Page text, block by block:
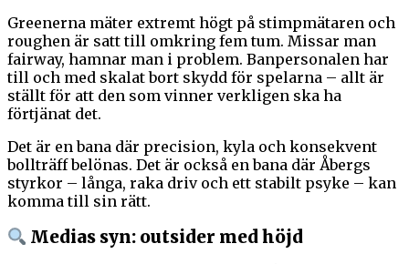
Greenerna mäter extremt högt på stimpmätaren och
roughen är satt till omkring fem tum. Missar man
fairway, hamnar man i problem. Banpersonalen har
till och med skalat bort skydd för spelarna – allt är
ställt för att den som vinner verkligen ska ha
förtjänat det.
Det är en bana där precision, kyla och konsekvent
bollträff belönas. Det är också en bana där Åbergs
styrkor – långa, raka driv och ett stabilt psyke – kan
komma till sin rätt.
Medias syn: outsider med höjd